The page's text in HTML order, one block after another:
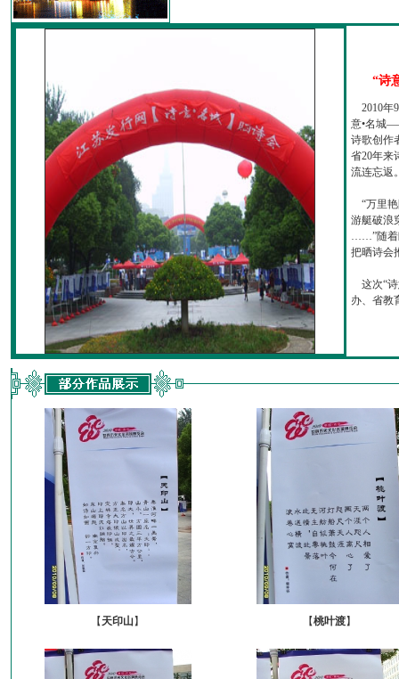
“诗
2010年
意•名城
诗歌创作
省20年来
流连忘返
“万里艳
游艇破浪
……”随着
把晒诗会
这次“诗
办、省教
【 天印山】 【桃叶渡】